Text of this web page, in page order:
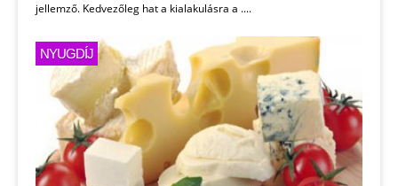
jellemző. Kedvezőleg hat a kialakulásra a ....
NYUGDÍJ